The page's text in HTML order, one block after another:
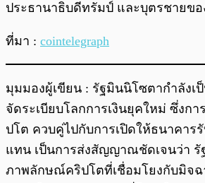
ประธานาธิบดีทรัมป์ และบุตรชายขอ
ที่มา : cointelegraph
มุมมองผู้เขียน : รัฐมินนิโซตากำลังเ
จัดระเบียบโลกการเงินยุคใหม่ ซึ่งกา
ปโต ควบคู่ไปกับการเปิดให้ธนาคาร
แทน เป็นการส่งสัญญาณชัดเจนว่า รั
ภาพลักษณ์คริปโตที่เชื่อมโยงกับมิจฉ